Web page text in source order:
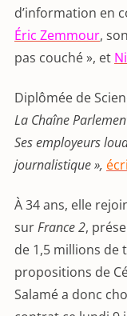
d’information en
Éric Zemmour,
pas couché », et
Diplômée de
La Chaîne
Ses employeurs
journalistique »,
À 34 ans, elle
surFrance 2,
de 1,5 millions de
propositions de
Salamé a donc